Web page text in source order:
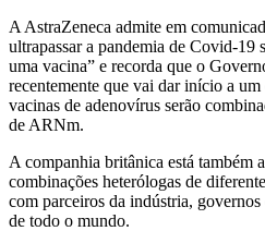
A AstraZeneca admite em
ultrapassar a pandemia de Covid-19
uma vacina” e recorda que o
recentemente que vai dar início a
vacinas de adenovírus serão
de ARNm.
A companhia britânica está também
combinações heterólogas de
com parceiros da indústria,
de todo o mundo.